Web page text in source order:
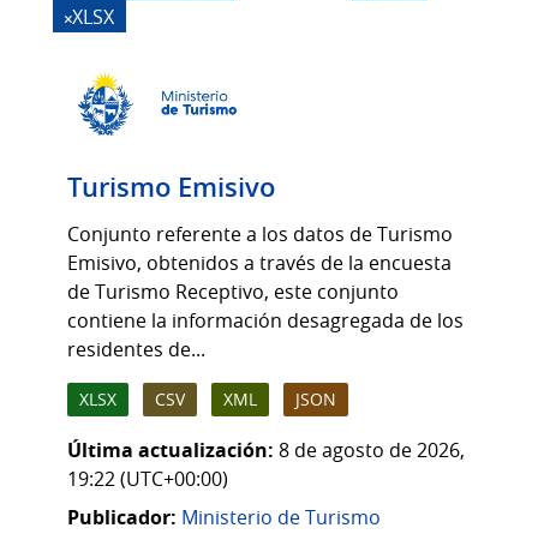
XLSX
Turismo Emisivo
Conjunto referente a los datos de Turismo
Emisivo, obtenidos a través de la encuesta
de Turismo Receptivo, este conjunto
contiene la información desagregada de los
residentes de...
XLSX CSV XML JSON
Última actualización: 8 de agosto de 2026,
19:22 (UTC+00:00)
Publicador: Ministerio de Turismo